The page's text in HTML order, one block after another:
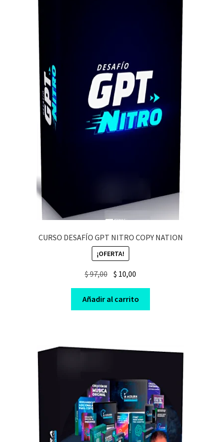
CURSO DESAFÍO GPT NITRO COPY NATION
¡OFERTA!
$97,00 Original
was:
$ 97,00.
$ 10,00
is:
$ 10,00.
Añadir al carrito